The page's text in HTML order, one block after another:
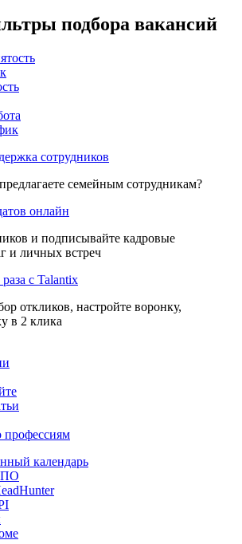
подбора вакансий
сотрудников
семейным сотрудникам?
онлайн
и подписывайте кадровые
и личных встреч
с Talantix
откликов, настройте воронку,
в 2 клика
календарь
ПО